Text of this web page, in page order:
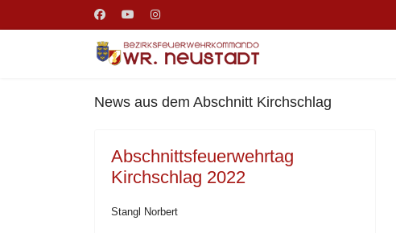
News aus dem Abschnitt Kirchschlag
Abschnittsfeuerwehrtag
Kirchschlag 2022
Stangl Norbert